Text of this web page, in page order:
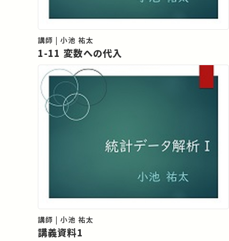
講師 | 小池 祐太
1-11 変数への代入
講師 | 小池 祐太
講義資料1